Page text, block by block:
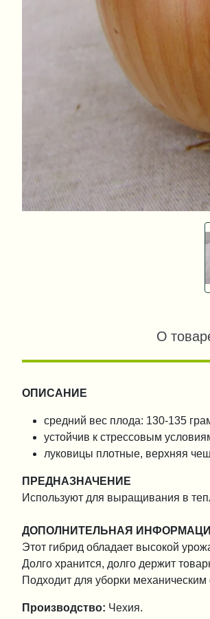
О
ОПИСАНИЕ
средний вес плода: 130-135
устойчив к стрессовым
луковицы плотные, верхняя
ПРЕДНАЗНАЧЕНИЕ
Используют для выращивания в
ДОПОЛНИТЕЛЬНАЯ
Этот гибрид обладает высокой
Долго хранится, долго держит
Подходит для уборки механическим
Производство: Чехия.